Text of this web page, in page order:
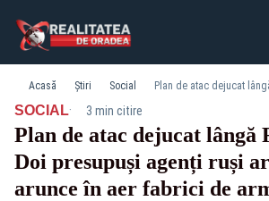
Acasă Știri Social
SOCIAL· 3 min citire
Plan de atac dejucat lângă
Doi presupuși agenți ruși
arunce în aer fabrici de